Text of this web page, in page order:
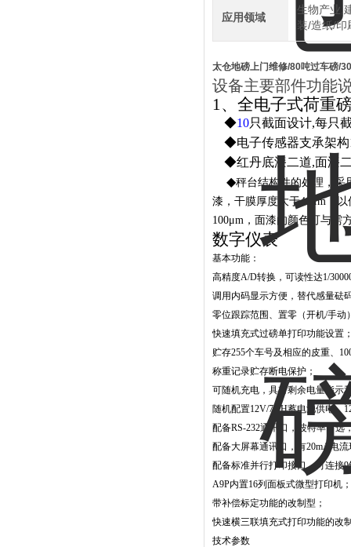
应用领域
生物产业,
装/造纸/印
太仓地磅上门维修/80吨过车磅/
设备主要部件功能
1、全电子式荷
◆10只截面设计,每只
◆电子传感器支承架
◆红丹底漆二道,面漆
◆秤台结构件的处理，采
漆，干膜厚度大于40 μm，以
100μm ，面漆的颜色可与需
数字仪表
基本功能：
高精度A/D转换，可
调用内码显示方便，替代感量砝
零位跟踪范围、置零（开机/手
快速填充式过磅单打印功能设置
贮存255个车号及相应的皮重、
称重记录贮存断电保护；
可随机充电，具有剩余电量指示
随机配置12V/7AH蓄电池供电，
配备RS-232通讯口，波特率可选
配备大屏幕通讯口，有20mA电
配备标准并行打印接口，可连接
A9P内置16列面板式微型打印机；
带补偿标定功能的改制型；
快速横三联填充式打印功能的改
技术参数